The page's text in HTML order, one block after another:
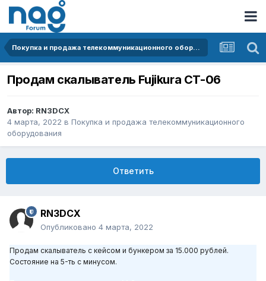
Покупка и продажа телекоммуникационного оборудования
Продам скалыватель Fujikura СT-06
Автор: RN3DCX
4 марта, 2022 в Покупка и продажа телекоммуникационного
оборудования
Ответить
RN3DCX
Опубликовано 4 марта, 2022
Продам скалыватель с кейсом и бункером за 15.000 рублей.
Состояние на 5-ть с минусом.